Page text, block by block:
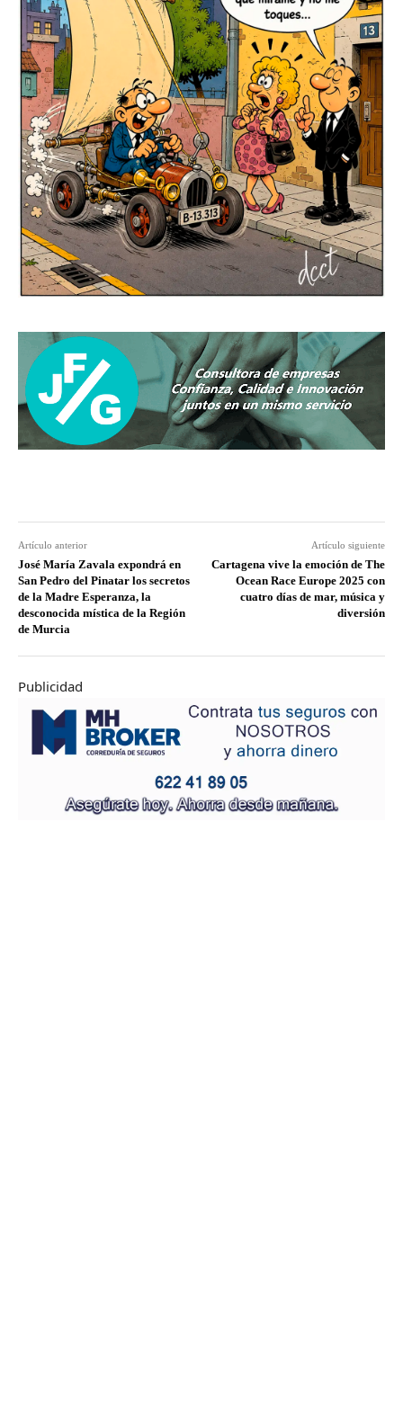
Artículo anterior
José María Zavala expondrá en
San Pedro del Pinatar los secretos
de la Madre Esperanza, la
desconocida mística de la Región
de Murcia
Artículo siguiente
Cartagena vive la emoción de The
Ocean Race Europe 2025 con
cuatro días de mar, música y
diversión
Publicidad